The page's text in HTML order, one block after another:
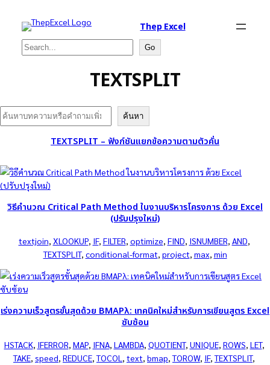
Thep Excel
Search Go
TEXTSPLIT
Search ค้นหา
TEXTSPLIT – ฟังก์ชันแยกข้อความตามตัวคั่น
วิธีคำนวณ Critical Path Method ในงานบริหารโครงการ ด้วย Excel
(ปรับปรุงใหม่)
textjoin, XLOOKUP, IF, FILTER, optimize, FIND, ISNUMBER, AND
TEXTSPLIT, conditional-format, project, max, min
เร่งความเร็วสูตรขั้นสุดด้วย BMAPλ: เทคนิคใหม่สำหรับการเขียนสูตร Excel
ซับซ้อน
HSTACK, IFERROR, MAP, IFNA, LAMBDA, QUOTIENT, UNIQUE, ROWS, LET
TAKE, speed, REDUCE, TOCOL , text, bmap, TOROW, IF, TEXTSPLIT